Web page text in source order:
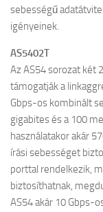
sebességű
igényeinek.
AS5402T
Az AS54 sorozat két
támogatják a
Gbps-os kombinált
gigabites és a 100
használatakor akár
írási sebességet
porttal rendelkezik,
biztosíthatnak,
AS54 akár 10 Gbps-